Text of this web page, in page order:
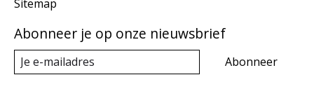
Sitemap
Abonneer je op onze nieuwsbrief
Abonneer